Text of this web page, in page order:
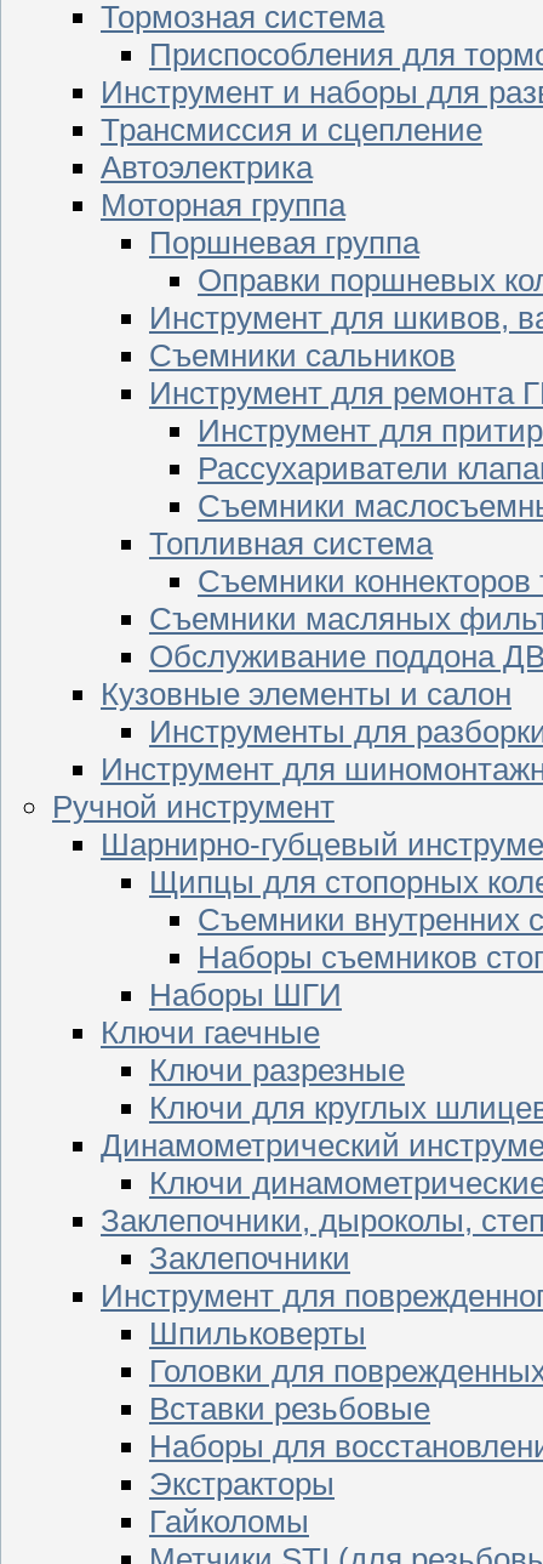
Тормозная система
Приспособления для
Инструмент и наборы для
Трансмиссия и сцепление
Автоэлектрика
Моторная группа
Поршневая группа
Оправки поршневых
Инструмент для шкивов,
Съемники сальников
Инструмент для ремонта
Инструмент для
Рассухариватели
Съемники
Топливная система
Съемники
Съемники масляных
Обслуживание поддона
Кузовные элементы и салон
Инструменты для
Инструмент для
Ручной инструмент
Шарнирно-губцевый
Щипцы для стопорных
Съемники внутренних
Наборы съемников
Наборы ШГИ
Ключи гаечные
Ключи разрезные
Ключи для круглых
Динамометрический
Ключи
Заклепочники, дыроколы,
Заклепочники
Инструмент для
Шпильковерты
Головки для
Вставки резьбовые
Наборы для
Экстракторы
Гайколомы